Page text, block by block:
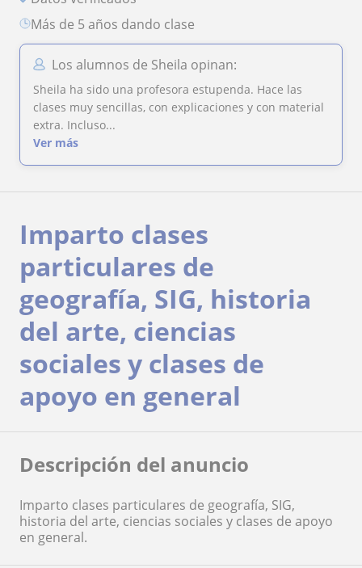
más de 5 años dando clase
Los alumnos de Sheila opinan:
Sheila ha sido una profesora estupenda. Hace las
clases muy sencillas, con explicaciones y con material
extra. Incluso...
Ver más
Imparto clases
particulares de
geografía, SIG, historia
del arte, ciencias
sociales y clases de
apoyo en general
Descripción del anuncio
Imparto clases particulares de geografía, SIG,
historia del arte, ciencias sociales y clases de apoyo
en general.